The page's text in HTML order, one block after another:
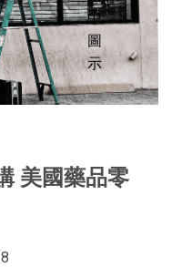
美國藥品零